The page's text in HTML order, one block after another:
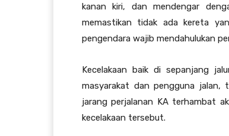
kanan kiri, dan mendengar
memastikan tidak ada kereta
pengendara wajib mendahulukan
Kecelakaan baik di sepanjang
masyarakat dan pengguna jalan,
jarang perjalanan KA terhambat
kecelakaan tersebut.